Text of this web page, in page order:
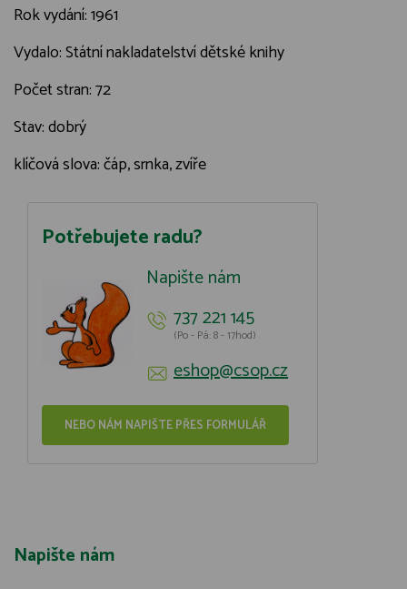
Rok vydání: 1961
Vydalo: Státní nakladatelství dětské knihy
Počet stran: 72
Stav: dobrý
klíčová slova: čáp, srnka, zvíře
Potřebujete radu?
Napište nám
737 221 145
(Po - Pá: 8 - 17hod)
eshop@csop.cz
NEBO NÁM NAPIŠTE PŘES FORMULÁŘ
Napište nám